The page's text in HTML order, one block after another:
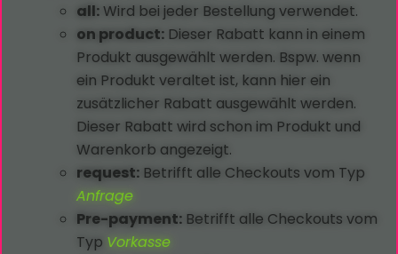
all:Wird bei jeder Bestellung verwendet.
on product: Dieser Rabatt kann in einem
Produkt ausgewählt werden. Bspw. wenn
ein Produkt veraltet ist, kann hier ein
zusätzlicher Rabatt ausgewählt werden.
Dieser Rabatt wird schon im Produkt und
Warenkorb angezeigt.
request: Betrifft alle Checkouts vom Typ
Anfrage
Pre-payment: Betrifft alle Checkouts vom
Typ Vorkasse